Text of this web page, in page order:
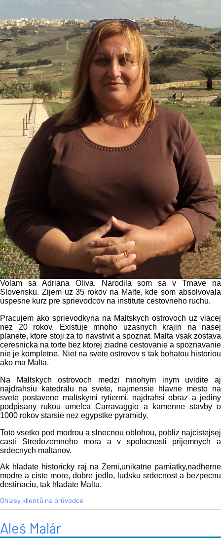
Volam sa Adriana Oliva. Narodila som sa v Trnave na
Slovensku. Zijem uz 35 rokov na Malte, kde som absolvovala
uspesne kurz pre sprievodcov na institute cestovneho ruchu.
Pracujem ako sprievodkyna na Maltskych ostrovoch uz viacej
nez 20 rokov. Existuje mnoho uzasnych krajin na nasej
planete, ktore stoji za to navstivit a spoznat. Malta vsak zostava
ceresnicka na torte bez ktorej ziadne cestovanie a spoznavanie
nie je kompletne. Niet na svete ostrovov s tak bohatou historiou
ako ma Malta.
Na Maltskych ostrovoch medzi mnohym inym uvidite aj
najdrahsiu katedralu na svete, najmensie hlavne mesto na
svete postavene maltskymi rytiermi, najdrahsi obraz a jediny
podpisany rukou umelca Carravaggio a kamenne stavby o
1000 rokov starsie nez egypstke pyramidy.
Toto vsetko pod modrou a slnecnou oblohou, pobliz najcistejsej
casti Stredozemneho mora a v spolocnosti prijemnych a
srdecnych maltanov.
Ak hladate historicky raj na Zemi,unikatne pamiatky,nadherne
modre a ciste more, dobre jedlo, ludsku srdecnost a bezpecnu
destinaciu, tak hladate Maltu.
Ohlasy klientů na průvodce
Aleš Malár